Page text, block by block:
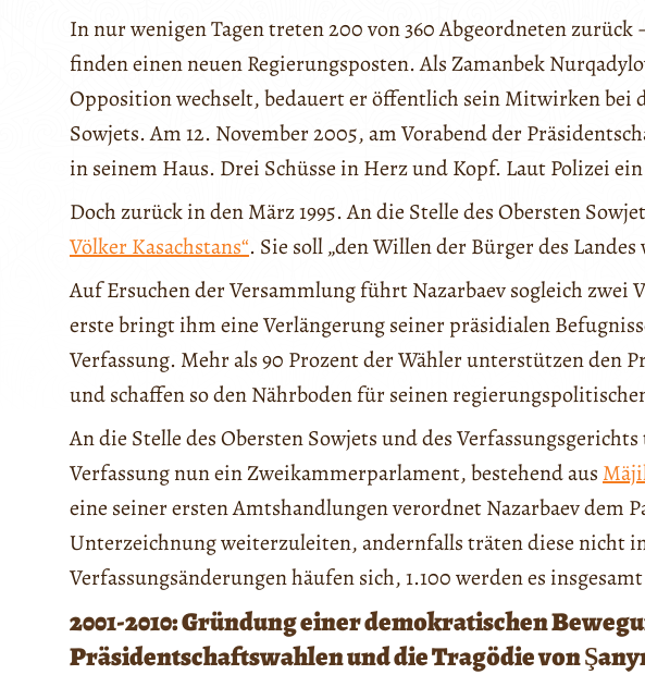
In nur wenigen Tagen treten 200 von 360 Abgeordneten zurück
finden einen neuen Regierungsposten. Als Zamanbek
Opposition wechselt, bedauert er öffentlich sein Mitwirken bei
Sowjets. Am 12. November 2005, am Vorabend der
in seinem Haus. Drei Schüsse in Herz und Kopf. Laut Polizei
Doch zurück in den März 1995. An die Stelle des Obersten
Völker Kasachstans“. Sie soll „den Willen der Bürger des
Auf Ersuchen der Versammlung führt Nazarbaev sogleich zwei
erste bringt ihm eine Verlängerung seiner präsidialen
Verfassung. Mehr als 90 Prozent der Wähler unterstützen den
und schaffen so den Nährboden für seinen
An die Stelle des Obersten Sowjets und des
Verfassung nun ein Zweikammerparlament, bestehend aus
eine seiner ersten Amtshandlungen verordnet Nazarbaev dem
Unterzeichnung weiterzuleiten, andernfalls träten diese nicht
Verfassungsänderungen häufen sich, 1.100 werden es
2001-2010: Gründung einer demokratischen
Präsidentschaftswahlen und die Tragödie von